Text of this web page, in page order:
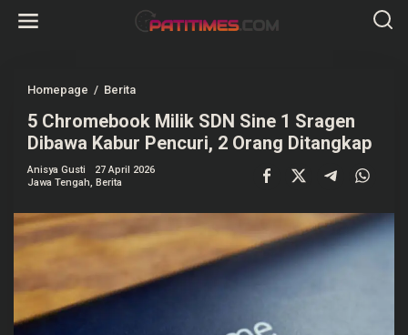
Homepage / Berita
h
r
o
e
o
M
i
5 Chromebook Milik SDN Sine 1 Sragen
Dibawa Kabur Pencuri, 2 Orang Ditangkap
Anisya Gusti
27 April 2026
Jawa Tengah, Berita